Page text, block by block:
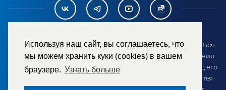
Используя наш сайт, вы соглашаетесь, что
мы можем хранить куки (cookies) в вашем
браузере. Узнать больше
2007-2026 © ООО «ТД «РЕМЕЗА». Все права защищены. Вся
информация на сайте размещена в целях предоставления
возможности покупателю ознакомиться с товаром перед его
приобретением и не является публичной офертой (статья